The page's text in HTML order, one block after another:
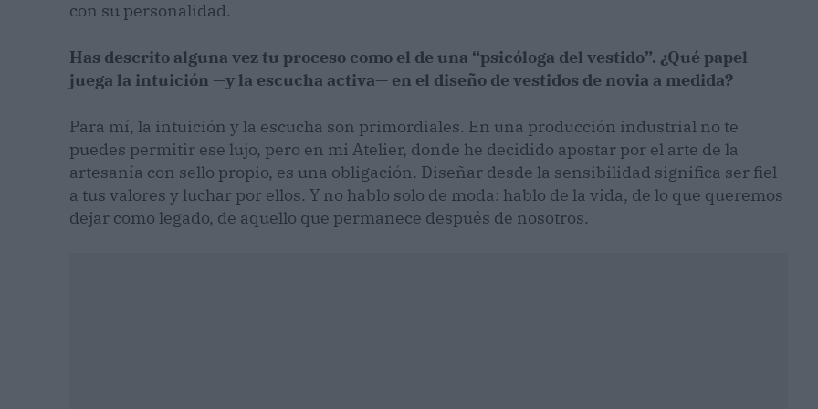
con su personalidad.
Has descrito alguna vez tu proceso como el de una “psicóloga del vestido”. ¿Qué papel
juega la intuición —y la escucha activa— en el diseño de vestidos de novia a medida?
Para mí, la intuición y la escucha son primordiales. En una producción industrial no te
puedes permitir ese lujo, pero en mi Atelier, donde he decidido apostar por el arte de la
artesanía con sello propio, es una obligación. Diseñar desde la sensibilidad significa ser fiel
a tus valores y luchar por ellos. Y no hablo solo de moda: hablo de la vida, de lo que queremos
dejar como legado, de aquello que permanece después de nosotros.